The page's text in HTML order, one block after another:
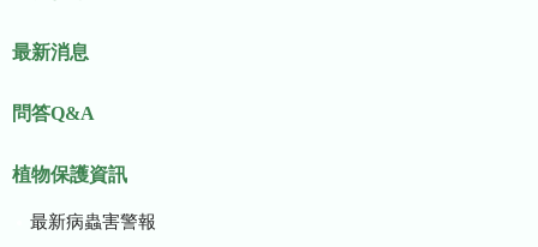
最新消息
問答Q&A
植物保護資訊
最新病蟲害警報